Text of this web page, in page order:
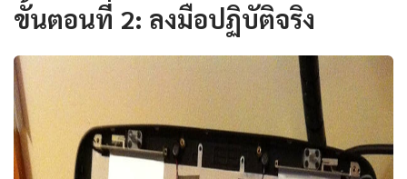
ขั้นตอนที่ 2: ลงมือปฏิบัติจริง